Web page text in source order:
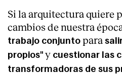
Si la arquitectura quiere
cambios de nuestra
trabajo conjunto para
propios" y cuestionar las
transformadoras de sus